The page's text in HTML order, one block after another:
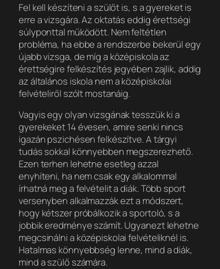
Fel kell készíteni a szülőt is, s a gyereket is
erre a vizsgára. Az oktatás eddig érettségi
súlyponttal működött. Nem feltétlen
probléma, ha ebbe a rendszerbe bekerül egy
újabb vizsga, de míg a középiskola az
érettségire felkészítés jegyében zajlik, addig
az általános iskola nem a középiskolai
felvételiről szólt mostanáig.
Vagyis egy olyan vizsgának tesszük ki a
gyerekeket 14 évesen, amire senki nincs
igazán pszichésen felkészítve. A tárgyi
tudás sokkal könnyebben megszerezhető.
Ezen terhen lehetne esetleg azzal
enyhíteni, ha nem csak egy alkalommal
írhatná meg a felvételit a diák. Több sport
versenyben alkalmazzák ezt a módszert,
hogy kétszer próbálkozik a sportoló, s a
jobbik eredménye számít. Ugyanezt lehetne
megcsinálni a középiskolai felvételiknél is.
Hatalmas könnyebbség lenne, mind a diák,
mind a szülő számára.